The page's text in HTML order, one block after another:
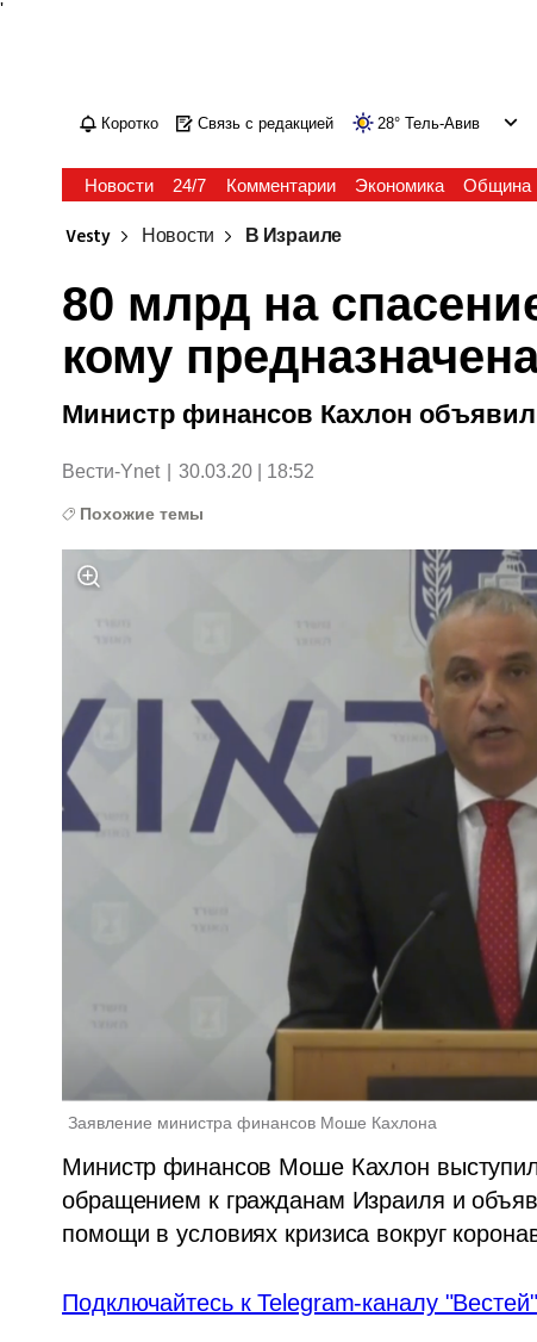
'
Коротко Связь с редакцией 28° Тель-Авив
Новости 24/7 Комментарии Экономика Община
Vesty Новости В Израиле
80 млрд на
кому
Министр финансов Кахлон
Вести-Ynet 30.03.20 | 18:52
Похожие темы
Заявление министра финансов Моше Кахлона
Министр финансов Моше Кахлон
обращением к гражданам Израиля и
помощи в условиях кризиса вокруг
Подключайтесь к Telegram-каналу "Вестей"